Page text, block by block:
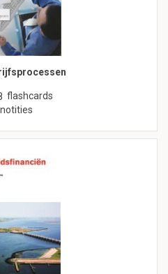
flashcards